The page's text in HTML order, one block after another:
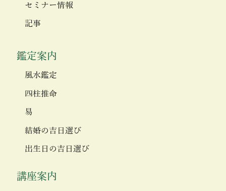
セミナー情報
記事
鑑定案内
風水鑑定
四柱推命
易
結婚の吉日選び
出生日の吉日選び
講座案内